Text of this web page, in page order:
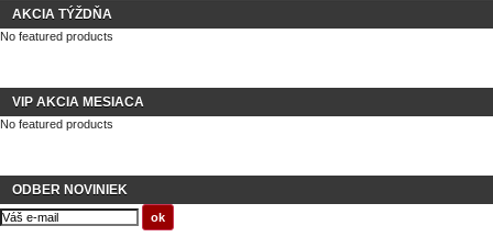
AKCIA TÝŽDŇA
No featured products
VIP AKCIA MESIACA
No featured products
ODBER NOVINIEK